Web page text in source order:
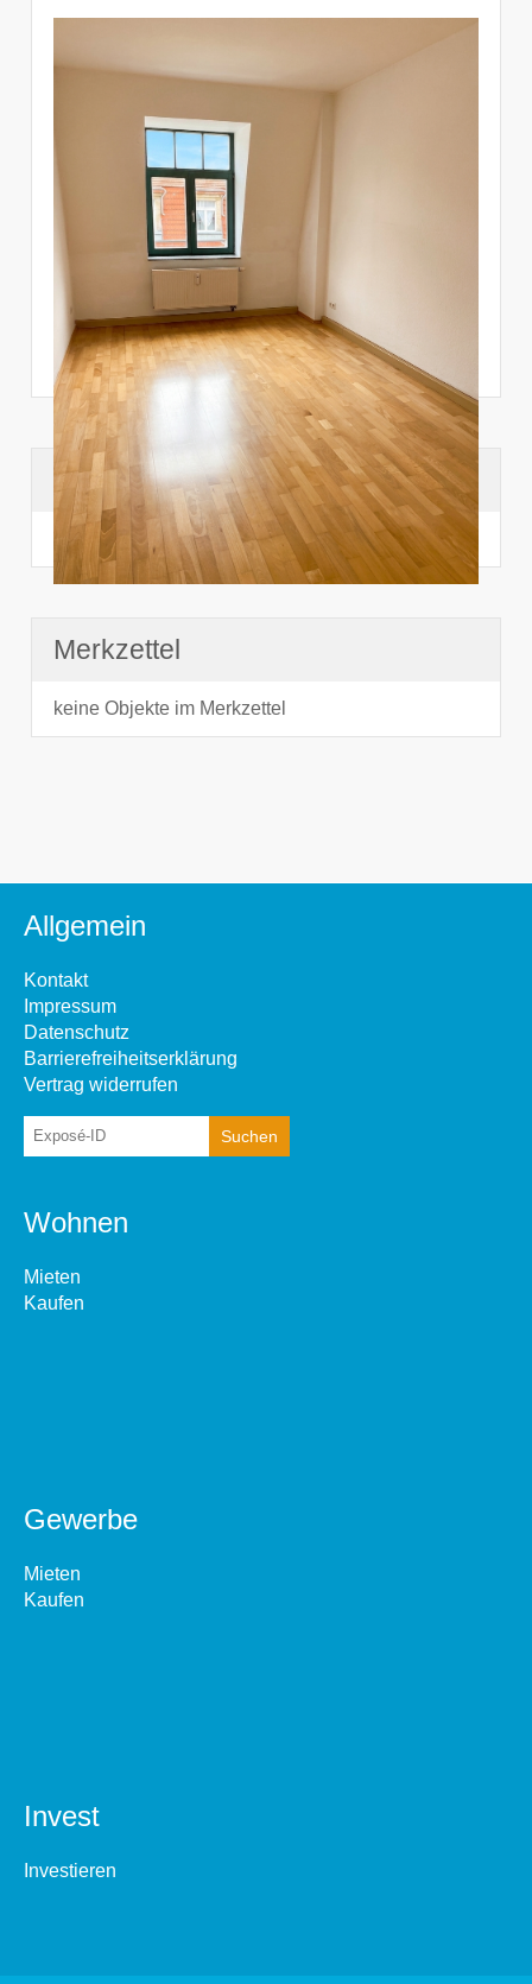
Suchhistorie
noch nichts angesehen
Merkzettel
keine Objekte im Merkzettel
Allgemein
Kontakt
Impressum
Datenschutz
Barrierefreiheitserklärung
Vertrag widerrufen
Wohnen
Mieten
Kaufen
Gewerbe
Mieten
Kaufen
Invest
Investieren